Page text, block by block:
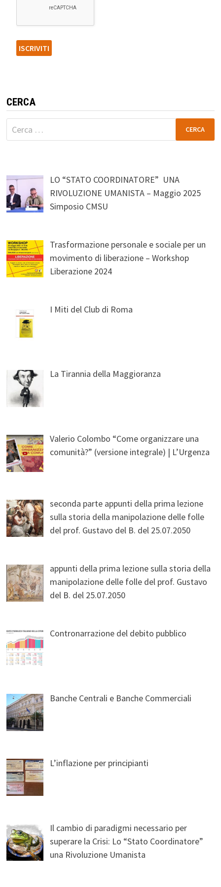
CERCA
Ricerca
per:
LO “STATO COORDINATORE” UNA
RIVOLUZIONE UMANISTA – Maggio 2025
Simposio CMSU
Trasformazione personale e sociale per un
movimento di liberazione – Workshop
Liberazione 2024
I Miti del Club di Roma
La Tirannia della Maggioranza
Valerio Colombo “Come organizzare una
comunità?” (versione integrale) | L’Urgenza
seconda parte appunti della prima lezione
sulla storia della manipolazione delle folle
del prof. Gustavo del B. del 25.07.2050
appunti della prima lezione sulla storia della
manipolazione delle folle del prof. Gustavo
del B. del 25.07.2050
Contronarrazione del debito pubblico
Banche Centrali e Banche Commerciali
L’inflazione per principianti
Il cambio di paradigmi necessario per
superare la Crisi: Lo “Stato Coordinatore”
una Rivoluzione Umanista